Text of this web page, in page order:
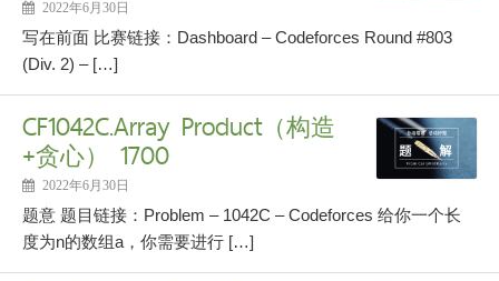
2022年6月30日
写在前面 比赛链接：Dashboard – Codeforces Round #803
(Div. 2) – […]
CF1042C.Array Product（构造
+贪心） 1700
2022年6月30日
题意 题目链接：Problem – 1042C – Codeforces 给你一个长
度为n的数组a，你需要进行 […]